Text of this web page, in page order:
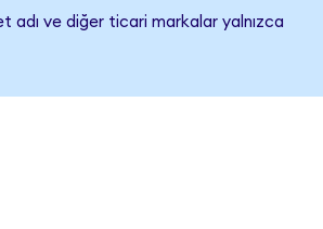
adı ve diğer ticari markalar yalnızca